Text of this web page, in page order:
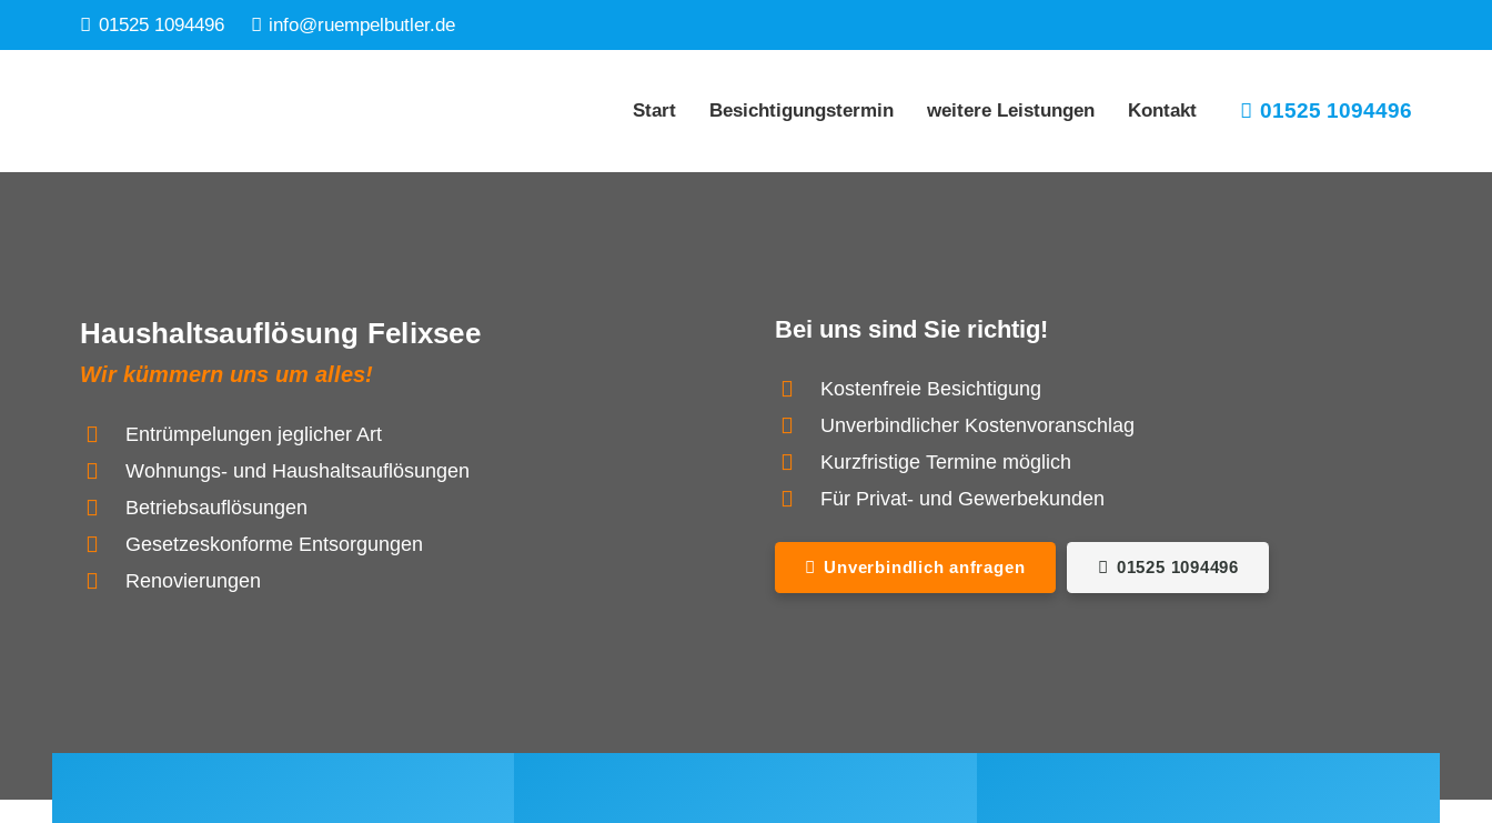
01525 1094496 info@ruempelbutler.de
Start Besichtigungstermin weitere Leistungen Kontakt 01525 1094496
Haushaltsauflösung Felixsee
Wir kümmern uns um alles!
Entrümpelungen jeglicher Art
Wohnungs- und Haushaltsauflösungen
Betriebsauflösungen
Gesetzeskonforme Entsorgungen
Renovierungen
Bei uns sind Sie richtig!
Kostenfreie Besichtigung
Unverbindlicher Kostenvoranschlag
Kurzfristige Termine möglich
Für Privat- und Gewerbekunden
Unverbindlich anfragen 01525 1094496